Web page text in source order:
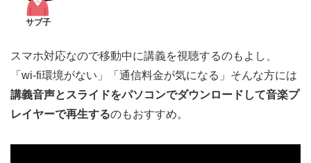
サブ子
スマホ対応なので移動中に講義を視聴するのもよし、
「wi-fi環境がない」「通信料金が気になる」そんな方には
講義音声とスライドをパソコンでダウンロードして音楽プ
レイヤーで再生するのもおすすめ。